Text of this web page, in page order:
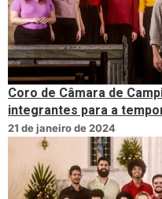
Coro de Câmara de
integrantes para a
21 de janeiro de 2024